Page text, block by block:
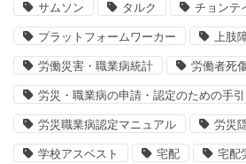
サムソン タルク チョンテ
プラットフォームワーカー 上肢
労働災害・職業病統計 労働者死
労災・職業病の申請・認定のための手引
労災職業病認定マニュアル 労災
学校アスベスト 宅配 宅配